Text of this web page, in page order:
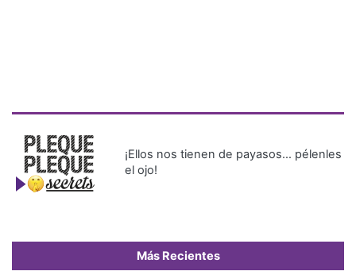
¡Ellos nos tienen de payasos… pélenles
el ojo!
Más Recientes